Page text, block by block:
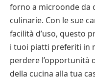
forno a microonde da
culinarie. Con le sue
facilità d’uso, questo
i tuoi piatti preferiti in
perdere l’opportunità
della cucina alla tua